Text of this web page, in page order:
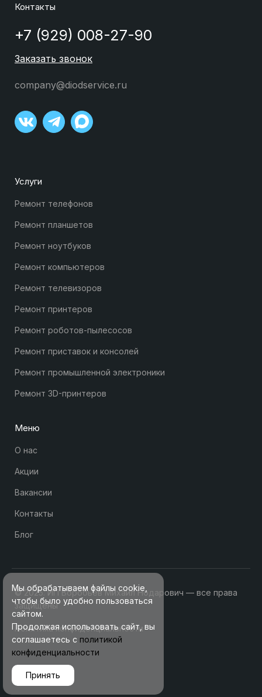
Контакты
+7 (929) 008-27-90
Заказать звонок
company@diodservice.ru
Услуги
Ремонт телефонов
Ремонт планшетов
Ремонт ноутбуков
Ремонт компьютеров
Ремонт телевизоров
Ремонт принтеров
Ремонт роботов-пылесосов
Ремонт приставок и консолей
Ремонт промышленной электроники
Ремонт 3D-принтеров
Меню
О нас
Акции
Вакансии
Контакты
Блог
© 2025. ИП Воробьев Михаил Нодарович — все права
защищены
Политика конфиденциальности
Мы обрабатываем файлы cookie,
чтобы было удобно пользоваться
сайтом.
Продолжая использовать сайт, вы
соглашаетесь с политикой
конфиденциальности
Принять